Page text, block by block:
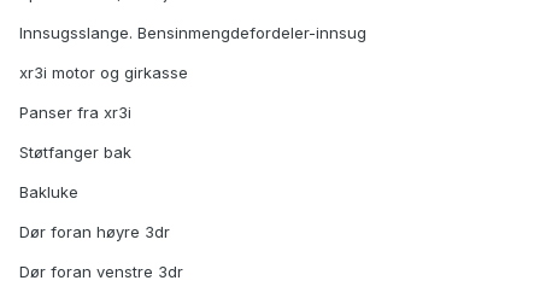
Innsugsslange. Bensinmengdefordeler-innsug
xr3i motor og girkasse
Panser fra xr3i
Støtfanger bak
Bakluke
Dør foran høyre 3dr
Dør foran venstre 3dr